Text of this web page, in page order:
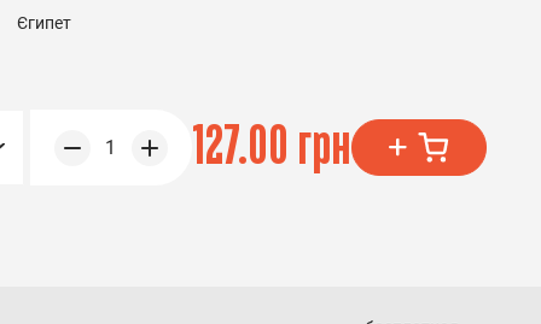
Єгипет
1 127.00 грн